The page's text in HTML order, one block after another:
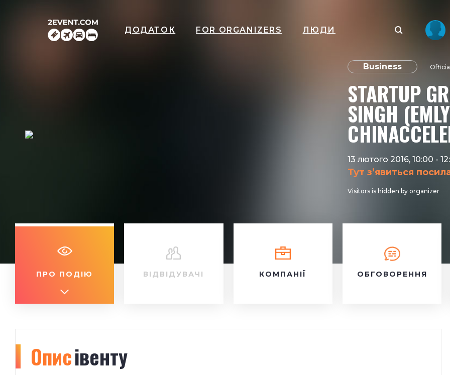
ДОДАТОК FOR ORGANIZERS ЛЮДИ
Business
STARTUP
SINGH
13 лютого 2016, 10:00 -
Тут з’явиться
Visitors is hidden by organizer
ПРО ПОДІЮ ВІДВІДУВАЧІ КОМПАНІЇ ОБГОВОРЕННЯ
Описівенту